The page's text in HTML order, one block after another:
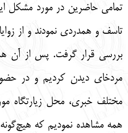
تمامی حاضرین در مورد مشکل
تاسف و همدردی نمودند و از
بررسی قرار گرفت. پس از آن
مردخای دیدن کردیم و در
مختلف خبری، محل زیارتگاه
همه مشاهده نمودیم که